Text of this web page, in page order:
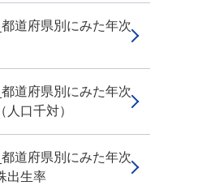
都道府県別にみた年次
都道府県別にみた年次
人口千対）
都道府県別にみた年次
出生率